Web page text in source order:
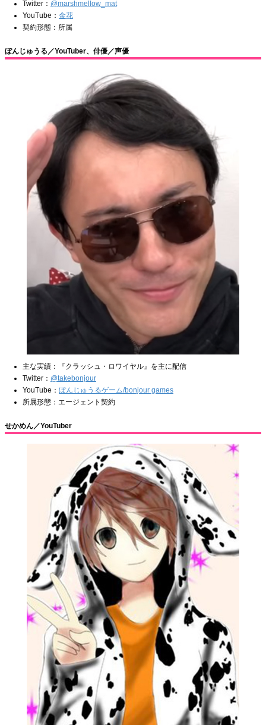
Twitter： @marshmellow_mat
YouTube： 金花
契約形態：所属
ぼんじゅうる／YouTuber、俳優／声優
主な実績：『クラッシュ・ロワイヤル』を主に配信
Twitter： @takebonjour
YouTube： ぼんじゅうるゲーム/bonjour games
所属形態：エージェント契約
せかめん／YouTuber